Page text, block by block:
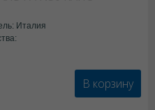
Италия
В корзину